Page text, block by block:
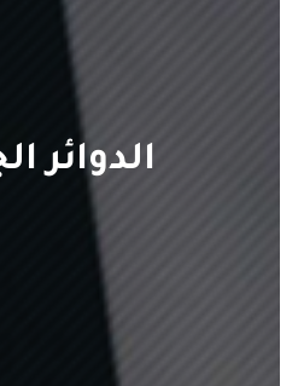
الدوائر